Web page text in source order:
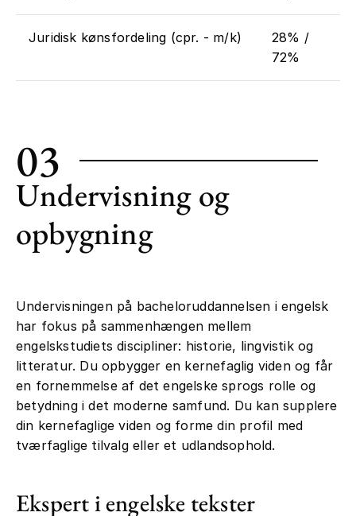
Juridisk kønsfordeling (cpr. - m/k)
28% /
72%
03
Undervisning og
opbygning
Undervisningen på bacheloruddannelsen i engelsk
har fokus på sammenhængen mellem
engelskstudiets discipliner: historie, lingvistik og
litteratur. Du opbygger en kernefaglig viden og får
en fornemmelse af det engelske sprogs rolle og
betydning i det moderne samfund. Du kan supplere
din kernefaglige viden og forme din profil med
tværfaglige tilvalg eller et udlandsophold.
Ekspert i engelske tekster